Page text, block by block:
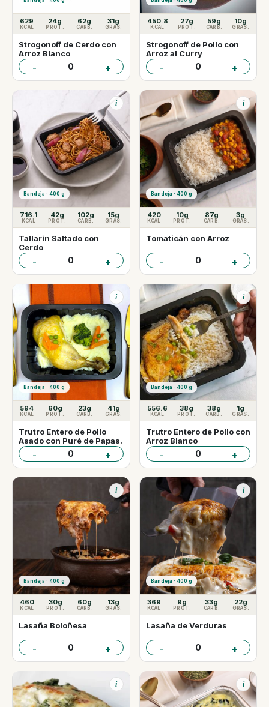
629
KCAL
24g
PROT.
62g
CARB.
31g
GRAS.
Strogonoff de Cerdo con
Arroz Blanco
- 0 +
450.8
KCAL
27g
PROT.
59g
CARB.
10g
GRAS.
Strogonoff de Pollo con
Arroz al Curry
- 0 +
Bandeja · 400 g
i
716.1
KCAL
42g
PROT.
102g
CARB.
15g
GRAS.
Tallarín Saltado con
Cerdo
- 0 +
Bandeja · 400 g
i
420
KCAL
10g
PROT.
87g
CARB.
3g
GRAS.
Tomaticán con Arroz
- 0 +
Bandeja · 400 g
i
594
KCAL
60g
PROT.
23g
CARB.
41g
GRAS.
Trutro Entero de Pollo
Asado con Puré de Papas.
- 0 +
Bandeja · 400 g
i
556.6
KCAL
38g
PROT.
38g
CARB.
1g
GRAS.
Trutro Entero de Pollo con
Arroz Blanco
- 0 +
Bandeja · 400 g
i
460
KCAL
30g
PROT.
60g
CARB.
13g
GRAS.
Lasaña Boloñesa
- 0 +
Bandeja · 400 g
i
369
KCAL
9g
PROT.
33g
CARB.
22g
GRAS.
Lasaña de Verduras
- 0 +
i i